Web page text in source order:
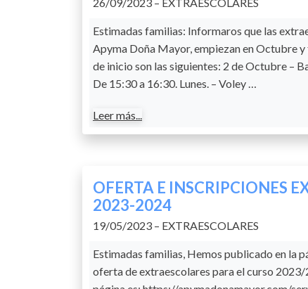
Estimadas familias: Informaros que las
Apyma Doña Mayor, empiezan en Octubre
de inicio son las siguientes: 2 de Octubre –
De 15:30 a 16:30. Lunes. – Voley …
Leer más...
OFERTA E INSCRIPCIONES
2023-2024
19/05/2023 – EXTRAESCOLARES
Estimadas familias, Hemos publicado en la
oferta de extraescolares para el curso